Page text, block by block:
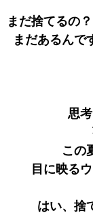
まだ捨てるの
まだあるんで
思
この
目に映る
はい、捨